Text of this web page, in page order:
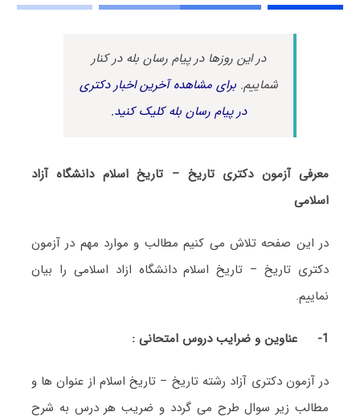
در این روزها در پیام رسان بله در کنار
شماییم.برای مشاهده آخرین اخبار دکتری
در پیام رسان بله کلیک کنید.
معرفی آزمون دکتری تاریخ – تاریخ اسلام دانشگاه آزاد
اسلامی
در این صفحه تلاش می کنیم مطالب و موارد مهم در آزمون
دکتری تاریخ – تاریخ اسلام دانشگاه ازاد اسلامی را بیان
نماییم.
1- عناوین و ضرایب دروس امتحانی :
در آزمون دکتری آزاد رشته تاریخ – تاریخ اسلام از عنوان ها و
مطالب زیر سوال طرح می گردد و ضریب هر درس به شرح